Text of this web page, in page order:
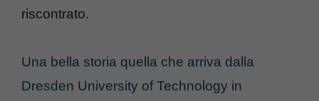
riscontrato.
Una bella storia quella che arriva dalla
Dresden University of Technology in